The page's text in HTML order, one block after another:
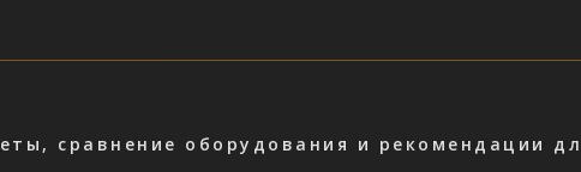
сравнение оборудования и рекомендации